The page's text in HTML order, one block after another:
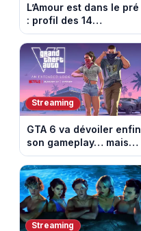
L’Amour est dans le pré
: profil des 14
agriculteurs, speed
dating inédit et de
nouvelles histoires
d’amour
Streaming
GTA 6 va dévoiler enfin
son gameplay… mais
d’abord sur Netflix
Streaming